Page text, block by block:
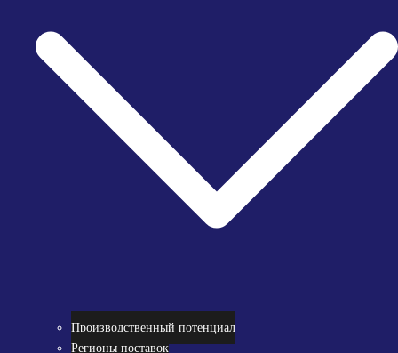
Производственный потенциал
Регионы поставок